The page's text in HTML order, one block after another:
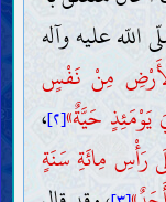
اللّه عليه وآله
الْأَرْضِ مِنْ نَفْسٍ
يَوْمَئِذٍ حَيَّةٌ»[٢] ،
رَأْسِ مِائَةِ سَنَةٍ